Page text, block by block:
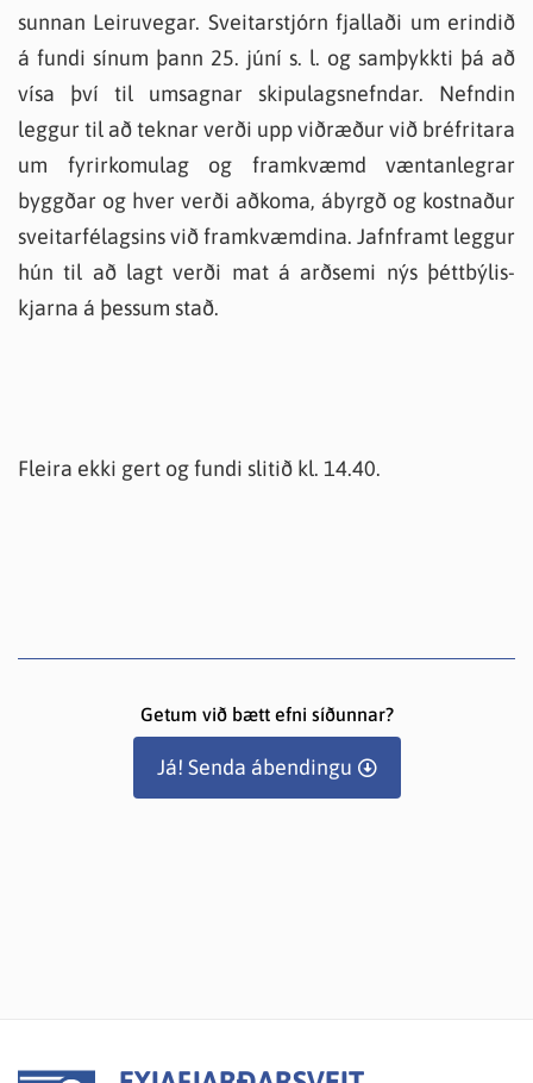
sunnan Leiruvegar. Sveitarstjórn fjallaði um erindið
á fundi sínum þann 25. júní s. l. og samþykkti þá að
vísa því til umsagnar skipulagsnefndar. Nefndin
leggur til að teknar verði upp viðræður við bréfritara
um fyrirkomulag og framkvæmd væntanlegrar
byggðar og hver verði aðkoma, ábyrgð og kostnaður
sveitarfélagsins við framkvæmdina. Jafnframt leggur
hún til að lagt verði mat á arðsemi nýs þéttbýlis-
kjarna á þessum stað.
Fleira ekki gert og fundi slitið kl. 14.40.
Getum við bætt efni síðunnar?
Já! Senda ábendingu